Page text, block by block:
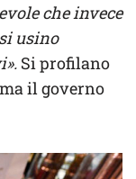
che invece
usino
Si profilano
il governo